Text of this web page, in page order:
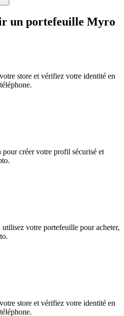
un portefeuille Myro
store et vérifiez votre identité en
créer votre profil sécurisé et
votre portefeuille pour acheter,
store et vérifiez votre identité en